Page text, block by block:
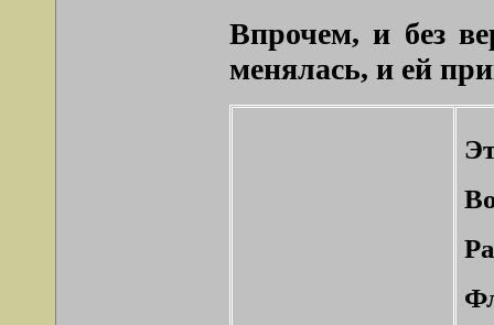
Впрочем, и без
менялась, и ей